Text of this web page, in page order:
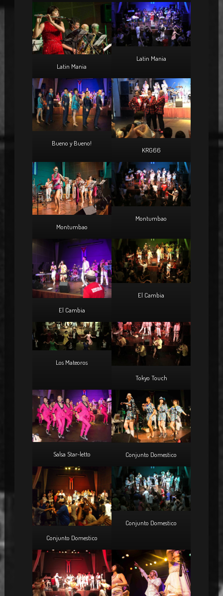
Latin Mania
Latin Mania
Bueno y Bueno!
KRG66
Montumbao
Montumbao
El Cambia
El Cambia
Los Mateoros
Tokyo Touch
Salsa Star-letto Conjunto Domestico
Conjunto Domestico
Conjunto Domestico